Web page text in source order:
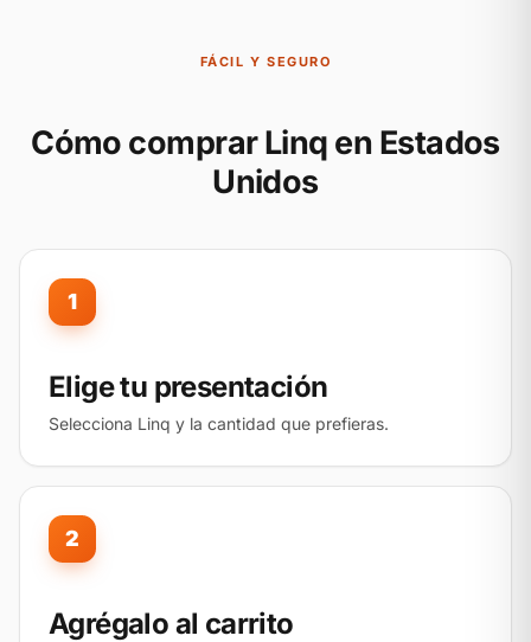
FÁCIL Y SEGURO
Cómo comprar Linq en Estados
Unidos
1
Elige tu presentación
Selecciona Linq y la cantidad que prefieras.
2
Agrégalo al carrito